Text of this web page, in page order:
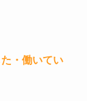
・働いてい